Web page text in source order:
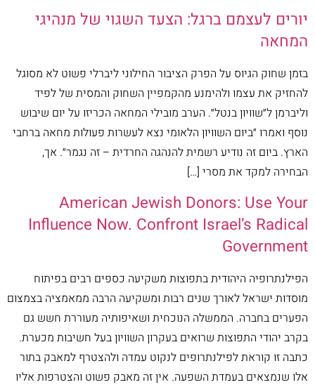
יורים לעצמם ברגל: הצעד השגוי של מנהיגי
המחאה
בזמן שחוק הגיוס על הפרק הציבור החילוני ליברלי פשוט לא מסוגל
להחזיק את עצמו ולהימנע מהקמפיין השחוק והמסית של לפיד
וליברמן ל״שוויון בנטל״. הערב מובילי המחאה הכריזו על יום שיבוש
נוסף ואמרו ״ביום השוויון הלאומי נצא לעשרות פעולות מחאה ברחבי
הארץ. ביום זה נודיע רשמית להנהגה החרדית – זה נגמר״. אך,
הבחירה למקד את מסרי […]
American Jewish Donors: Use Your
Influence Now. Confront Israel’s Radical
Government
הפילנתרופיה היהודית בתפוצות משקיעה כספים רבים בפיתוח
מוסדות ישראל לאורך שנים רבות ומשקיעה הרבה ממאמציה בצמצום
הפערים בחברה. הממשלה הנוכחית ושאיפותיה מעוררת חשש גם
בקרב יהודי התפוצות שרואים בעקרון השוויון בעל חשיבות מכערת.
כתבה זו קוראת לפילנתרופים לנקוט עמדה ולהצטרף למאבק בתור
אלו שנמצאים בעמדת השפעה. אין זה מאבק פשוט והצטרפות אליו